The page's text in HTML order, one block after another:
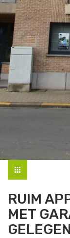
RUIM
MET
GELEGEN